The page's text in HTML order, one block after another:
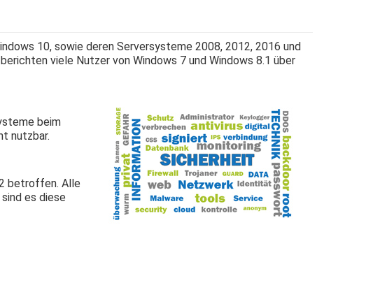
10, sowie deren Serversysteme 2008, 2012, 2016 und
viele Nutzer von Windows 7 und Windows 8.1 über
beim
nutzbar.
betroffen. Alle
es diese